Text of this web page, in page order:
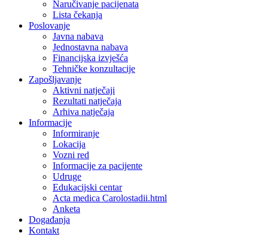
Naručivanje pacijenata
Lista čekanja
Poslovanje
Javna nabava
Jednostavna nabava
Financijska izvješća
Tehničke konzultacije
Zapošljavanje
Aktivni natječaji
Rezultati natječaja
Arhiva natječaja
Informacije
Informiranje
Lokacija
Vozni red
Informacije za pacijente
Udruge
Edukacijski centar
Acta medica Carolostadii.html
Anketa
Događanja
Kontakt